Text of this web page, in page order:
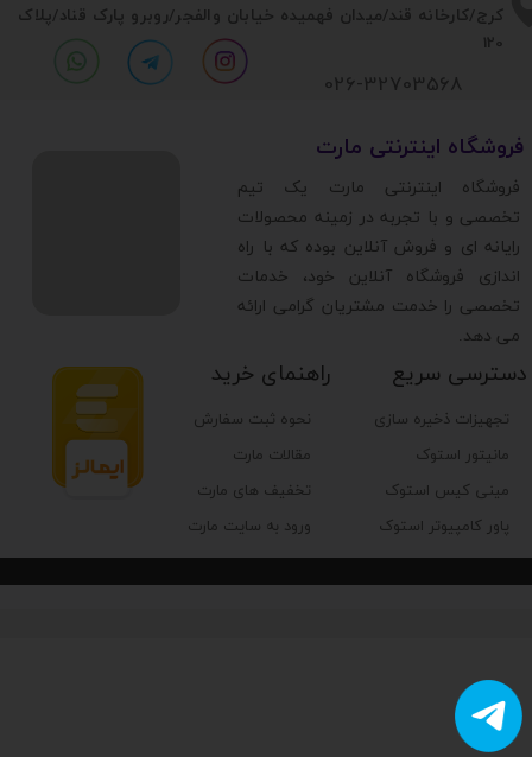
​​کرج/کارخانه قند/میدان فهمیده خیابان والفجر/روبرو پارک قناد/پلاک
120
تجهیزات ذخیره سازی
مانیتور استوک
مینی کیس استوک
پاور کامپیوتر استوک
دسترسی سریع راهنمای خرید
نحوه ثبت سفارش
مقالات مارت
تخفیف های مارت
ورود به سایت مارت
​فروشگاه اینترنتی مارت
​فروشگاه اینترنتی مارت یک تیم
تخصصی و با تجربه در زمینه محصولات
رایانه ای و فروش آنلاین بوده که با راه
اندازی فروشگاه آنلاین خود، خدمات
تخصصی را خدمت مشتریان گرامی ارائه
می دهد.
026-32703568